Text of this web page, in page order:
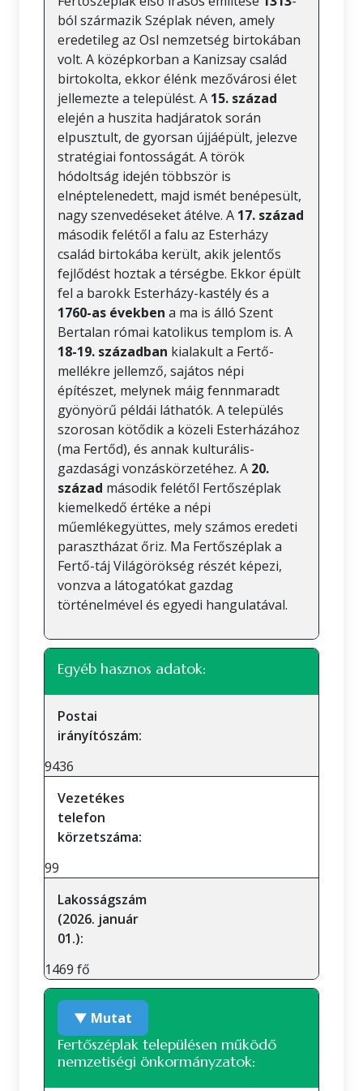
ból származik Széplak néven, amely
eredetileg az Osl nemzetség birtokában
volt. A középkorban a Kanizsay család
birtokolta, ekkor élénk mezővárosi élet
jellemezte a települést. A 15. század
elején a huszita hadjáratok során
elpusztult, de gyorsan újjáépült, jelezve
stratégiai fontosságát. A török
hódoltság idején többször is
elnéptelenedett, majd ismét benépesült,
nagy szenvedéseket átélve. A 17. század
második felétől a falu az Esterházy
család birtokába került, akik jelentős
fejlődést hoztak a térségbe. Ekkor épült
fel a barokk Esterházy-kastély és a
1760-as években a ma is álló Szent
Bertalan római katolikus templom is. A
18-19. században kialakult a Fertő-
mellékre jellemző, sajátos népi
építészet, melynek máig fennmaradt
gyönyörű példái láthatók. A település
szorosan kötődik a közeli Esterházához
(ma Fertőd), és annak kulturális-
gazdasági vonzáskörzetéhez. A 20.
század második felétől Fertőszéplak
kiemelkedő értéke a népi
műemlékegyüttes, mely számos eredeti
parasztházat őriz. Ma Fertőszéplak a
Fertő-táj Világörökség részét képezi,
vonzva a látogatókat gazdag
történelmével és egyedi hangulatával.
Egyéb hasznos adatok:
Postai
irányítószám:
9436
Vezetékes
telefon
körzetszáma:
99
Lakosságszám
(2026. január
01.):
1469 fő
▼ Mutat
Fertőszéplak településen működő
nemzetiségi önkormányzatok: